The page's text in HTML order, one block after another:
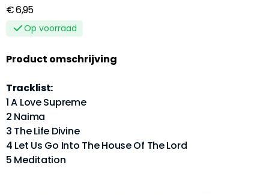
€ 6,95
Op voorraad
Product omschrijving
Tracklist:
1 A Love Supreme
2 Naima
3 The Life Divine
4 Let Us Go Into The House Of The Lord
5 Meditation